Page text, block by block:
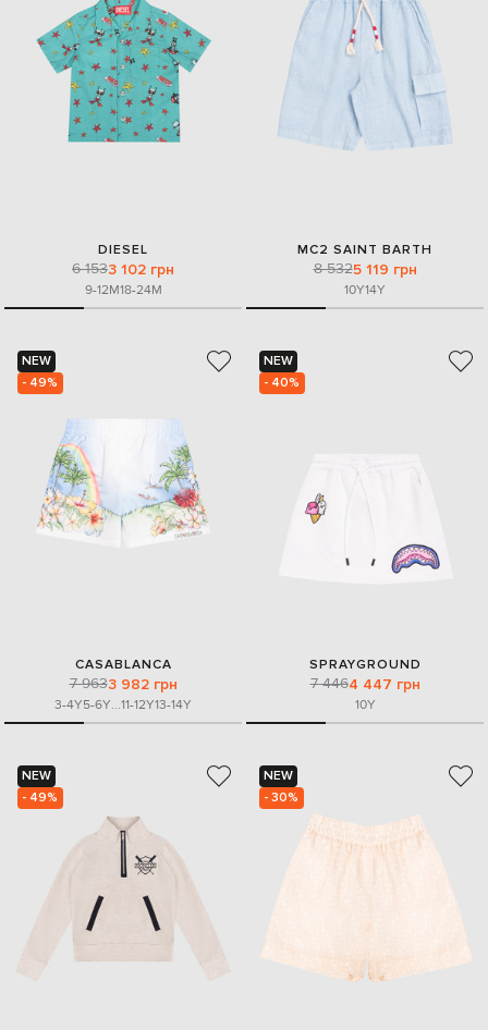
DIESEL
6 1533 102 грн
9-12M18-24M
MC2 SAINT BARTH
8 5325 119 грн
10Y14Y
NEW
- 49%
CASABLANCA
7 9633 982 грн
3-4Y5-6Y...11-12Y13-14Y
NEW
- 40%
SPRAYGROUND
7 4464 447 грн
10Y
NEW
- 49%
NEW
- 30%